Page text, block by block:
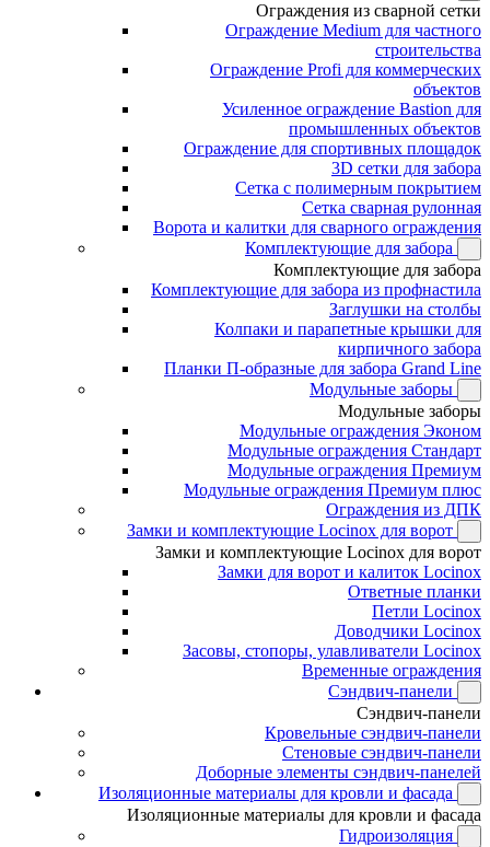
Ограждения из сварной сетки
Ограждение Medium для частного
строительства
Ограждение Profi для коммерческих
объектов
Усиленное ограждение Bastion для
промышленных объектов
Ограждение для спортивных площадок
3D сетки для забора
Сетка с полимерным покрытием
Сетка сварная рулонная
Ворота и калитки для сварного ограждения
Комплектующие для забора
Комплектующие для забора
Комплектующие для забора из профнастила
Заглушки на столбы
Колпаки и парапетные крышки для
кирпичного забора
Планки П-образные для забора Grand Line
Модульные заборы
Модульные заборы
Модульные ограждения Эконом
Модульные ограждения Стандарт
Модульные ограждения Премиум
Модульные ограждения Премиум плюс
Ограждения из ДПК
Замки и комплектующие Locinox для ворот
Замки и комплектующие Locinox для ворот
Замки для ворот и калиток Locinox
Ответные планки
Петли Locinox
Доводчики Locinox
Засовы, стопоры, улавливатели Locinox
Временные ограждения
Сэндвич-панели
Сэндвич-панели
Кровельные сэндвич-панели
Стеновые сэндвич-панели
Доборные элементы сэндвич-панелей
Изоляционные материалы для кровли и фасада
Изоляционные материалы для кровли и фасада
Гидроизоляция